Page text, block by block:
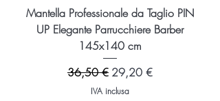
Mantella Professionale da Taglio PIN
UP Elegante Parrucchiere Barber
145x140 cm
Prezzo regolare
36,50 € Prezzo scontato
29,20 €
IVA inclusa